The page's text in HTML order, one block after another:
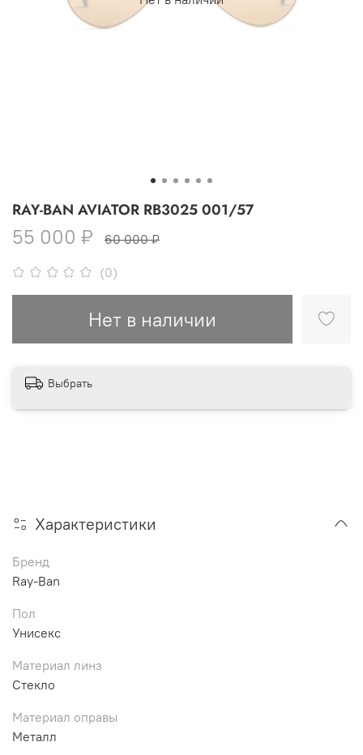
(0)
RAY-BAN AVIATOR RB3025 001/57
55 000 ₽ 60 000 ₽
Нет в наличии
Выбрать
Характеристики
Бренд
Ray-Ban
Пол
Унисекс
Материал линз
Стекло
Материал оправы
Металл